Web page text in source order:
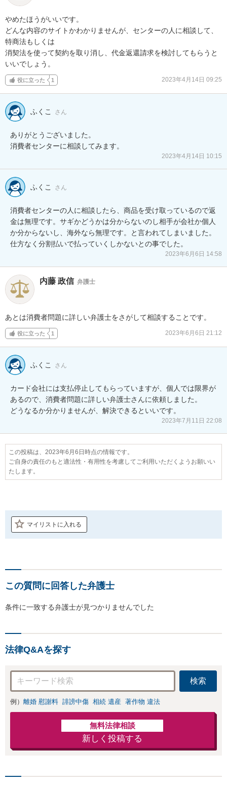
やめたほうがいいです。
どんな内容のサイトかわかりませんが、センターの人に相談して、
特商法もしくは
消契法を使って契約を取り消し、代金返還請求を検討してもらうと
いいでしょう。
役に立った 1 2023年4月14日 09:25
ふくこ さん
ありがとうございました。
消費者センターに相談してみます。
2023年4月14日 10:15
ふくこ さん
消費者センターの人に相談したら、商品を受け取っているので返
金は無理です。サギかどうかは分からないのし相手が会社か個人
か分からないし、海外なら無理です。と言われてしまいました。
仕方なく分割払いで払っていくしかないとの事でした。
2023年6月6日 14:58
内藤 政信 弁護士
あとは消費者問題に詳しい弁護士をさがして相談することです。
役に立った 1 2023年6月6日 21:12
ふくこ さん
カード会社には支払停止してもらっていますが、個人では限界が
あるので、消費者問題に詳しい弁護士さんに依頼しました。
どうなるか分かりませんが、解決できるといいです。
2023年7月11日 22:08
この投稿は、2023年6月6日時点の情報です。
ご自身の責任のもと適法性・有用性を考慮してご利用いただくようお願いい
たします。
マイリストに入れる
この質問に回答した弁護士
条件に一致する弁護士が見つかりませんでした
法律Q&Aを探す
検索
例） 離婚 慰謝料 誹謗中傷 相続 遺産 著作物 違法
無料法律相談
新しく投稿する